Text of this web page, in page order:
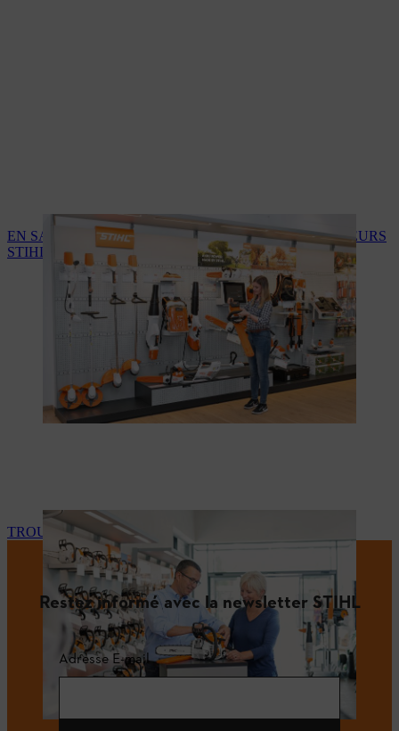
EN SAVOIR PLUS SUR LES SERVICES DES REVENDEURS
STIHL
TROUVEZ VOTRE REVENDEUR STIHL
Restez informé avec la newsletter STIHL
Adresse E-mail